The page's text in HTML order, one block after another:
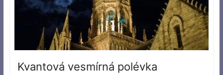
Kvantová vesmírná polévka